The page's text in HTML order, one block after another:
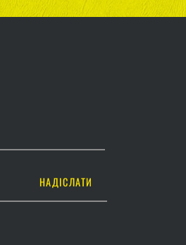
НАДІСЛАТИ